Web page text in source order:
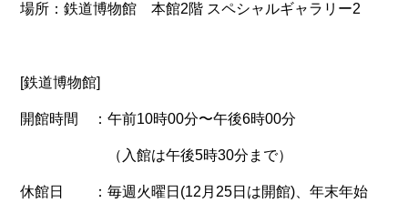
場所 鉄道博物館 本館2階 スペシャルギャラリー2
[鉄道博物館]
開館時間 午前10時00分〜午後6時00分
（入館は午後5時30分まで）
休館日 毎週火曜日(12月25日は開館)、年末年始